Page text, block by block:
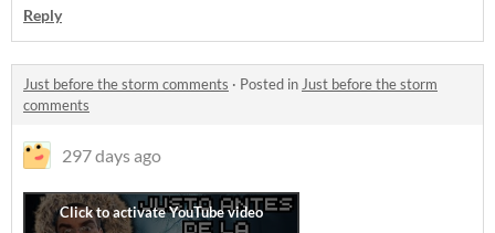
Reply
Just before the storm comments · Posted in Just before the storm
comments
297 days ago